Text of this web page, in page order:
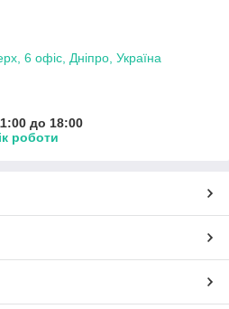
6 офіс, Дніпро, Україна
до 18:00
роботи